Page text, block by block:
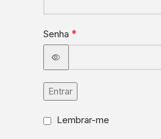
Senha *
Entrar
Lembrar-me